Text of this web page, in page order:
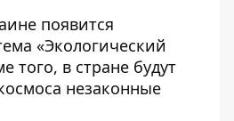
появится
«Экологический
того, в стране будут
незаконные